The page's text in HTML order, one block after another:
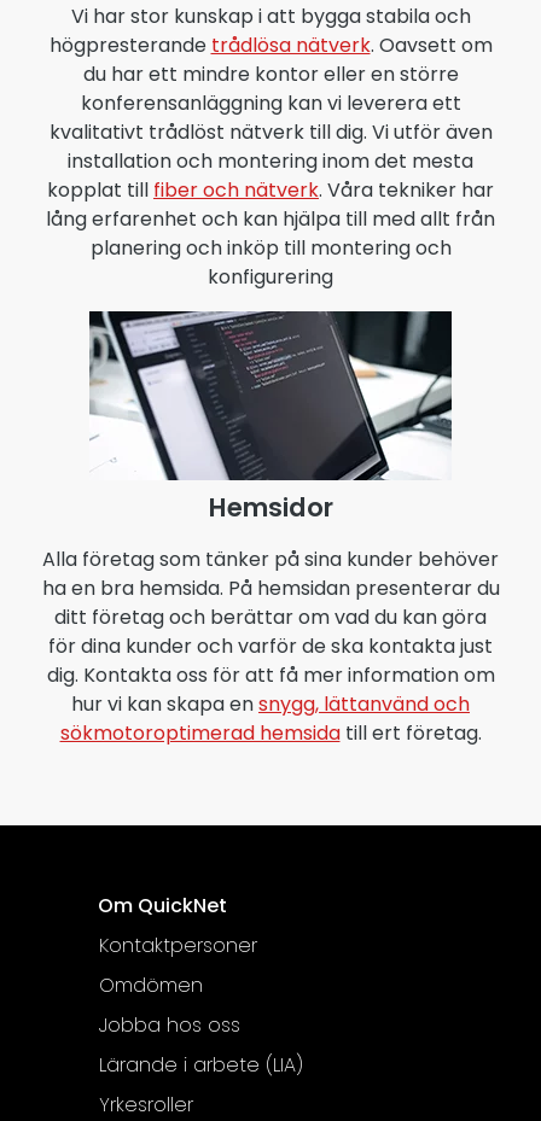
Vi har stor kunskap i att bygga stabila och
högpresterande trådlösa nätverk. Oavsett om
du har ett mindre kontor eller en större
konferensanläggning kan vi leverera ett
kvalitativt trådlöst nätverk till dig. Vi utför även
installation och montering inom det mesta
kopplat till fiber och nätverk. Våra tekniker har
lång erfarenhet och kan hjälpa till med allt från
planering och inköp till montering och
konfigurering
Hemsidor
Alla företag som tänker på sina kunder behöver
ha en bra hemsida. På hemsidan presenterar du
ditt företag och berättar om vad du kan göra
för dina kunder och varför de ska kontakta just
dig. Kontakta oss för att få mer information om
hur vi kan skapa ensnygg, lättanvänd och
sökmotoroptimerad hemsidatill ert företag.
Om QuickNet
Kontaktpersoner
Omdömen
Jobba hos oss
Lärande i arbete (LIA)
Yrkesroller